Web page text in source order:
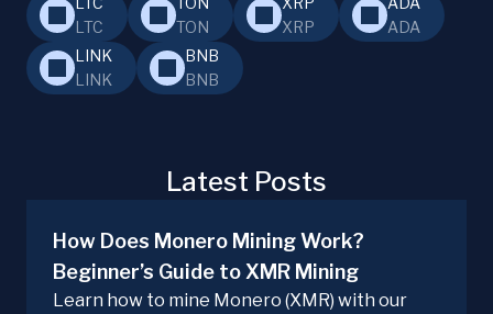
LTC
TON
XRP
ADA
LINK
LINK
BNB
BNB
Latest Posts
How Does Monero Mining Work?
Beginner’s Guide to XMR Mining
Learn how to mine Monero (XMR) with our